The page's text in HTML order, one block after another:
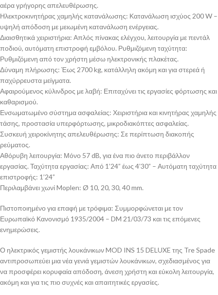
αέρα γρήγορης απελευθέρωσης.
Ηλεκτροκινητήρας χαμηλής κατανάλωσης: Κατανάλωση ισχύος 200 W –
υψηλή απόδοση με μειωμένη κατανάλωση ενέργειας.
Διαισθητικά χειριστήρια: Απλός πίνακας ελέγχου, λειτουργία με πεντάλ
ποδιού, αυτόματη επιστροφή εμβόλου. Ρυθμιζόμενη ταχύτητα:
Ρυθμιζόμενη από τον χρήστη μέσω ηλεκτρονικής πλακέτας.
Δύναμη πλήρωσης: Έως 2700 kg, κατάλληλη ακόμη και για στερεά ή
παχύρρευστα μείγματα.
Αφαιρούμενος κύλινδρος με λαβή: Επιταχύνει τις εργασίες φόρτωσης και
καθαρισμού.
Ενσωματωμένο σύστημα ασφαλείας: Χειριστήρια και κινητήρας χαμηλής
τάσης, προστασία υπερφόρτωσης, μικροδιακόπτες ασφαλείας.
Συσκευή χειροκίνητης απελευθέρωσης: Σε περίπτωση διακοπής
ρεύματος.
Αθόρυβη λειτουργία: Μόνο 57 dB, για ένα πιο άνετο περιβάλλον
εργασίας. Ταχύτητα εργασίας: Από 1’24” έως 4’30” – Αυτόματη ταχύτητα
επιστροφής: 1’24”
Περιλαμβάνει χωνί Moplen: Ø 10, 20, 30, 40 mm.
Πιστοποιημένο για επαφή με τρόφιμα: Συμμορφώνεται με τον
Ευρωπαϊκό Κανονισμό 1935/2004 – DM 21/03/73 και τις επόμενες
ενημερώσεις.
Ο ηλεκτρικός γεμιστής λουκάνικων MOD INS 15 DELUXE της Tre Spade
αντιπροσωπεύει μια νέα γενιά γεμιστών λουκάνικων, σχεδιασμένος για
να προσφέρει κορυφαία απόδοση, άνεση χρήστη και εύκολη λειτουργία,
ακόμη και για τις πιο συχνές και απαιτητικές εργασίες.